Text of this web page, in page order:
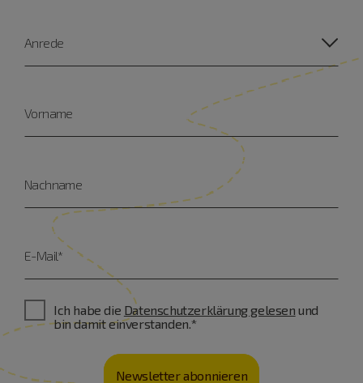
Anrede
Vorname
Nachname
E-Mail*
Ich habe die Datenschutzerklärung gelesen und
bin damit einverstanden.*
Newsletter abonnieren